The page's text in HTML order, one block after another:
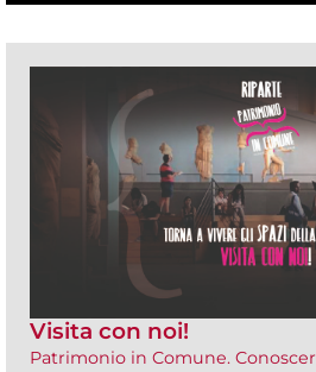
Visita con noi!
Patrimonio in Comune.